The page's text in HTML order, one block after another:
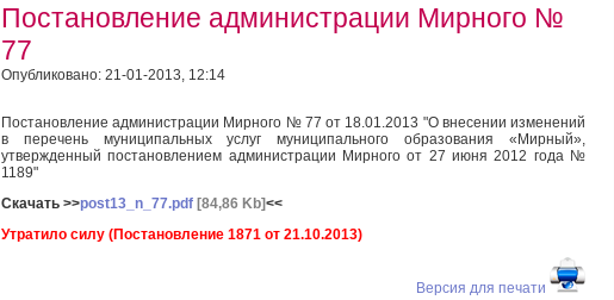
Постановление администрации Мирного №
77
Опубликовано: 21-01-2013, 12:14
Постановление администрации Мирного № 77 от 18.01.2013 "О внесении изменений
в перечень муниципальных услуг муниципального образования «Мирный»,
утвержденный постановлением администрации Мирного от 27 июня 2012 года №
1189"
Скачать >>post13_n_77.pdf [84,86 Kb]<<
Утратило силу (Постановление 1871 от 21.10.2013)
Версия для печати